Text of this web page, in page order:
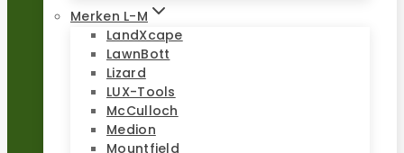
Merken L-M
LandXcape
LawnBott
Lizard
LUX-Tools
McCulloch
Medion
Mountfield